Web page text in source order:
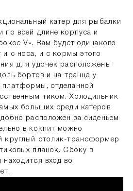
катер для рыбалки
по всей длине корпуса и
V». Вам будет одинаково
и с носа, и с кормы этого
для удочек расположены
бортов и на транце у
отделанной
тиком. Холодильник
больших среди катеров
расположен за сиденьем
в кокпит можно
круглый столик-трансформер
планок. Сбоку в
находится вход во